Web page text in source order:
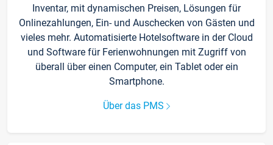
Inventar, mit dynamischen Preisen, Lösungen für
Onlinezahlungen, Ein- und Auschecken von Gästen und
vieles mehr. Automatisierte Hotelsoftware in der Cloud
und Software für Ferienwohnungen mit Zugriff von
überall über einen Computer, ein Tablet oder ein
Smartphone.
Über das PMS